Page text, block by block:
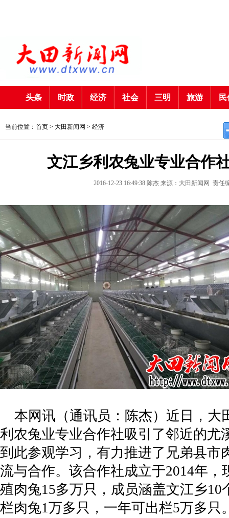
头条 时政 经济 社会 三明 旅游
当前位置：首页 > 大田新闻网 > 经济
文江乡利农兔业专业合作
2016-12-23 16:49:38 陈杰 来源：大田新闻网 责任
本网讯（通讯员：陈杰）近日，大
利农兔业专业合作社吸引了邻近的尤
到此参观学习，有力推进了兄弟县市
流与合作。该合作社成立于2014年，
殖肉兔15多万只，成员涵盖文江乡10
栏肉兔1万多只，一年可出栏5万多只